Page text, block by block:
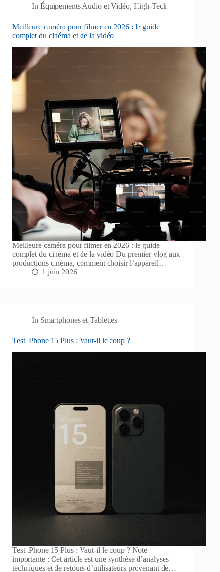
In Équipements Audio et Vidéo,High-Tech
Meilleure caméra pour filmer en 2026 : le guide
complet du cinéma et de la vidéo
Meilleure caméra pour filmer en 2026 : le guide
complet du cinéma et de la vidéo Du premier vlog aux
productions cinéma, comment choisir l’appareil…
1 juin 2026
In Smartphones et Tablettes
Test iPhone 15 Plus : Vaut-il le coup ?
Test iPhone 15 Plus : Vaut-il le coup ? Note
importante : Cet article est une synthèse d’analyses
techniques et de retours d’utilisateurs provenant de…